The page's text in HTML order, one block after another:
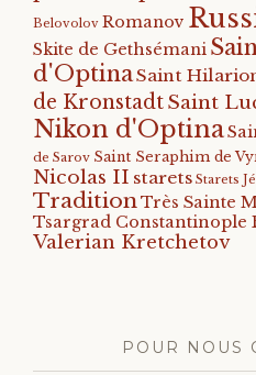
Belovolov Romanov
Skite de Gethsémani
d'OptinaSaint
de KronstadtSaint
Nikon d'Optina
de Sarov Saint Seraphim de
Nicolas II starets Starets
TraditionTrès Sainte
Tsargrad Constantinople
Valerian Kretchetov
POUR NOUS